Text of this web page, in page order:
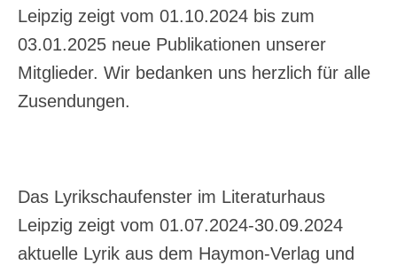
Leipzig zeigt vom 01.10.2024 bis zum
03.01.2025 neue Publikationen unserer
Mitglieder. Wir bedanken uns herzlich für alle
Zusendungen.
Das Lyrikschaufenster im Literaturhaus
Leipzig zeigt vom 01.07.2024-30.09.2024
aktuelle Lyrik aus dem Haymon-Verlag und